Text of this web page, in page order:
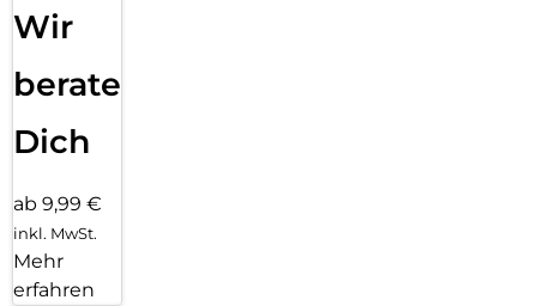
Wir
beraten
Dich
ab 9,99 €
inkl. MwSt.
Mehr
erfahren